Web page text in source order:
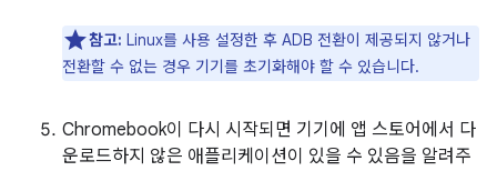
참고: Linux를 사용 설정한 후 ADB 전환이 제공되지 않거나
전환할 수 없는 경우 기기를 초기화해야 할 수 있습니다.
Chromebook이 다시 시작되면 기기에 앱 스토어에서 다
운로드하지 않은 애플리케이션이 있을 수 있음을 알려주